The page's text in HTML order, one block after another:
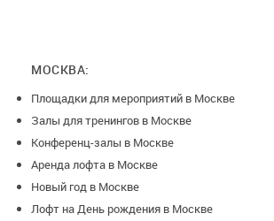
МОСКВА:
Площадки для мероприятий в Москве
Залы для тренингов в Москве
Конференц-залы в Москве
Аренда лофта в Москве
Новый год в Москве
Лофт на День рождения в Москве